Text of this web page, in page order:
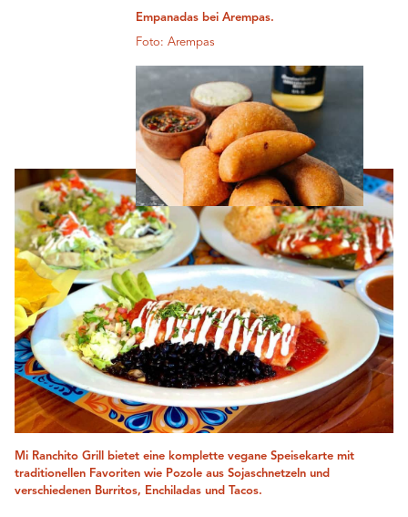
Empanadas bei Arempas.
Foto: Arempas
Mi Ranchito Grill bietet eine komplette vegane Speisekarte mit
traditionellen Favoriten wie Pozole aus Sojaschnetzeln und
verschiedenen Burritos, Enchiladas und Tacos.